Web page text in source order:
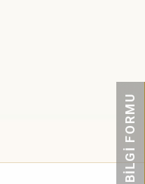
BİLGİ FORMU